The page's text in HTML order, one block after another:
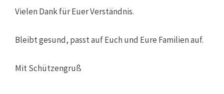
Vielen Dank für Euer Verständnis.
Bleibt gesund, passt auf Euch und Eure Familien auf.
Mit Schützengruß